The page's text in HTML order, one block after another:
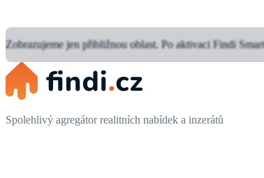
Zobrazujeme jen přibližnou oblast. Po aktivaci Findi
Spolehlivý agregátor realitních nabídek a inzerátů